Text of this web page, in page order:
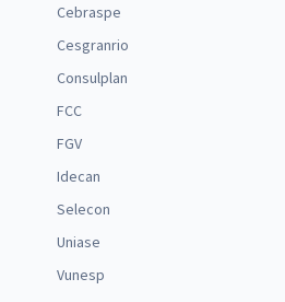
Cebraspe
Cesgranrio
Consulplan
FCC
FGV
Idecan
Selecon
Uniase
Vunesp